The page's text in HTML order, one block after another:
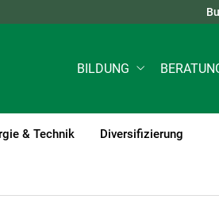
BILDUNG
& Technik Diversifizierung